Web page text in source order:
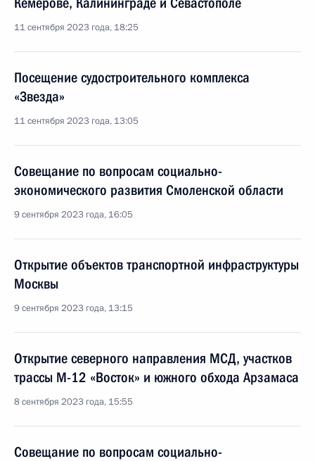
11 сентября 2023 года, 18:25
Посещение судостроительного комплекса
«Звезда»
11 сентября 2023 года, 13:05
Совещание по вопросам социально-
экономического развития Смоленской области
9 сентября 2023 года, 16:05
Открытие объектов транспортной инфраструктуры
Москвы
9 сентября 2023 года, 13:15
Открытие северного направления МСД, участков
трассы М-12 «Восток» и южного обхода Арзамаса
8 сентября 2023 года, 15:55
Совещание по вопросам социально-